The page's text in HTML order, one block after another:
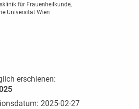
für Frauenheilkunde,
Universität Wien
erschienen:
2025-02-27